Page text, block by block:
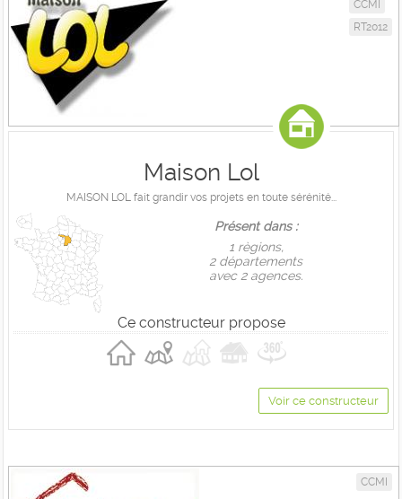
CCMI
RT2012
Maison Lol
MAISON LOL fait grandir vos projets en toute sérénité...
Présent dans :
1 règions,
2 départements
avec 2 agences.
Ce constructeur propose
Voir ce constructeur
CCMI